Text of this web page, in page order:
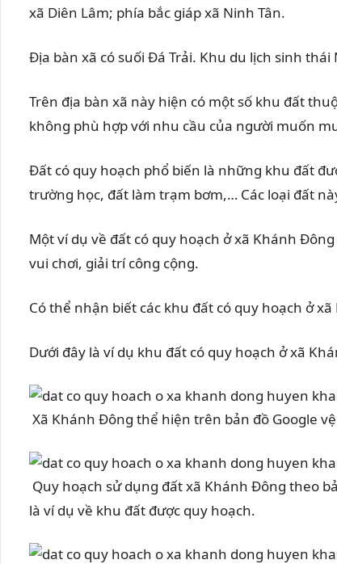
xã Diên Lâm; phía bắc giáp xã Ninh Tân.
Địa bàn xã có suối Đá Trải. Khu du lịch sinh
Trên địa bàn xã này hiện có một số khu đất
không phù hợp với nhu cầu của người muốn
Đất có quy hoạch phổ biến là những khu đất
trường học, đất làm trạm bơm,… Các loại đất
Một ví dụ về đất có quy hoạch ở xã Khánh
vui chơi, giải trí công cộng.
Có thể nhận biết các khu đất có quy hoạch ở
Dưới đây là ví dụ khu đất có quy hoạch ở xã
Xã Khánh Đông thể hiện trên bản đồ Google
Quy hoạch sử dụng đất xã Khánh Đông theo
là ví dụ về khu đất được quy hoạch.